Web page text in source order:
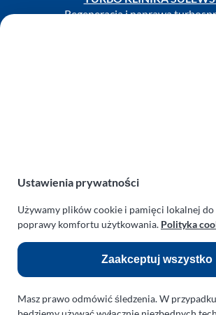
Regeneracja i naprawa
Odnośniki:
Flight Operations
Bolling Modellballone
Motopark Koszalin
Farma Agroturystyczna
Rodzina Wolarków
Ustawienia prywatności
Używamy plików cookie i pamięci lokalnej
poprawy komfortu użytkowania. Polityka
Zaakceptuj wszystko
Masz prawo odmówić śledzenia. W